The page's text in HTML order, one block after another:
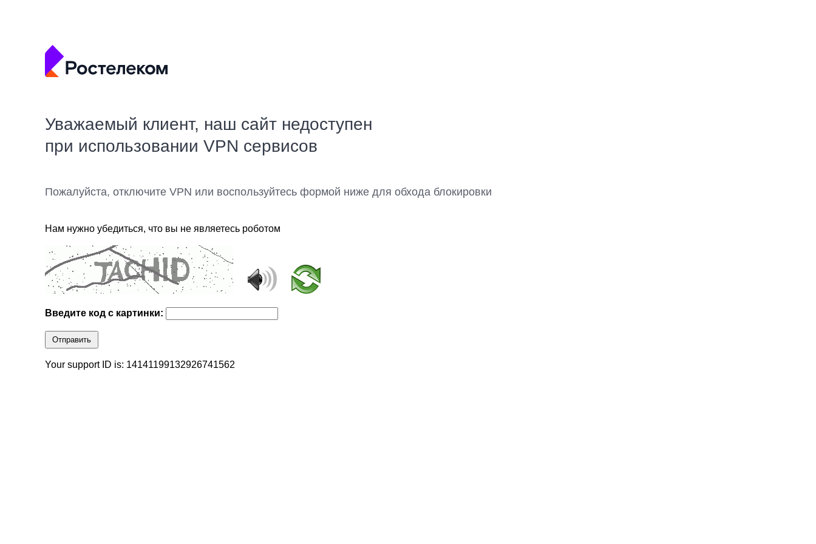
Уважаемый клиент, наш сайт недоступен
при использовании VPN сервисов
Пожалуйста, отключите VPN или воспользуйтесь формой ниже для обхода блокировки
Нам нужно убедиться, что вы не являетесь роботом
Введите код с картинки:
Отправить
Your support ID is: 14141199132926741562